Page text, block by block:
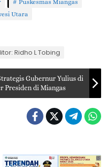
Puskesmas Miangas
Utara
Ridho L Tobing
Gubernur Yulius di
Presiden di Miangas